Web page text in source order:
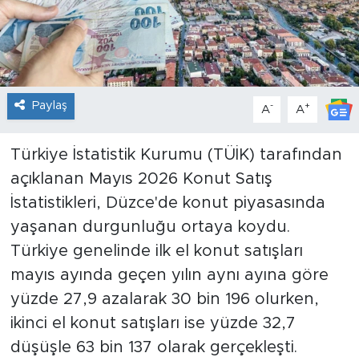
Paylaş A- A+
Türkiye İstatistik Kurumu (TÜİK) tarafından
açıklanan Mayıs 2026 Konut Satış
İstatistikleri, Düzce'de konut piyasasında
yaşanan durgunluğu ortaya koydu.
Türkiye genelinde ilk el konut satışları
mayıs ayında geçen yılın aynı ayına göre
yüzde 27,9 azalarak 30 bin 196 olurken,
ikinci el konut satışları ise yüzde 32,7
düşüşle 63 bin 137 olarak gerçekleşti.